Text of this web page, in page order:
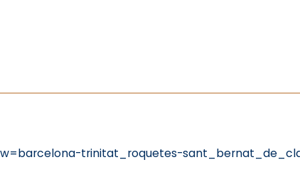
trinitat_roquetes-